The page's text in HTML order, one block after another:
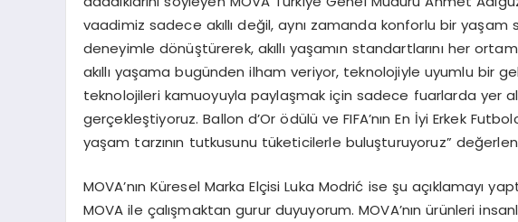
vaadimiz sadece akıllı değil, aynı zamanda konforlu bir yaşam
deneyimle dönüştürerek, akıllı yaşamın standartlarını her
akıllı yaşama bugünden ilham veriyor, teknolojiyle uyumlu bir
teknolojileri kamuoyuyla paylaşmak için sadece fuarlarda yer
gerçekleştiyoruz. Ballon d’Or ödülü ve FIFA’nın En İyi Erkek
yaşam tarzının tutkusunu tüketicilerle buluşturuyoruz”
MOVA’nın Küresel Marka Elçisi Luka Modrić ise şu açıklamayı
MOVA ile çalışmaktan gurur duyuyorum. MOVA’nın ürünleri